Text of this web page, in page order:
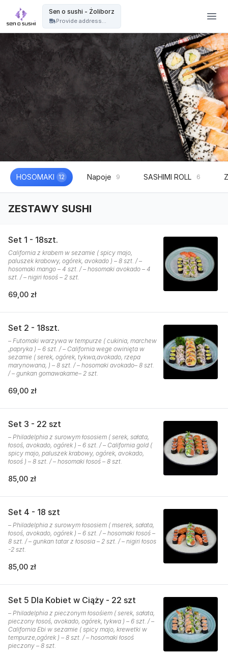
Sen o sushi - Żoliborz
Provide address...
HOSOMAKI 12 Napoje 9 SASHIMI ROLL 6
ZESTAWY SUSHI
Set 1 - 18szt.
California z krabem w sezamie ( spicy majo,
paluszek krabowy, ogórek, avokado ) – 8 szt. / –
hosomaki mango – 4 szt. / – hosomaki avokado – 4
szt. / – nigiri łosoś – 2 szt.
69,00 zł
Set 2 - 18szt.
– Futomaki warzywa w tempurze ( cukinia, marchew
,papryka ) – 6 szt. / – California wege owinięta w
sezamie ( serek, ogórek, tykwa,avokado, rzepa
marynowana, ) – 8 szt. / – hosomaki avokado– 8 szt.
/ – gunkan gomawakame– 2 szt.
69,00 zł
Set 3 - 22 szt
– Philadelphia z surowym łososiem ( serek, sałata,
łosoś, avokado, ogórek ) – 6 szt. / – California gold (
spicy majo, paluszek krabowy, ogórek, avokado,
łosoś ) – 8 szt. / – hosomaki łosoś – 8 szt.
85,00 zł
Set 4 - 18 szt
– Philadelphia z surowym łososiem ( mserek, sałata,
łosoś, avokado, ogórek ) – 6 szt. / – hosomaki łosoś –
8 szt. / – gunkan tatar z łososia – 2 szt. / – nigiri łosos
-2 szt.
85,00 zł
Set 5 Dla Kobiet w Ciąży - 22 szt
– Philadelphia z pieczonym łosośiem ( serek, sałata,
pieczony łosoś, avokado, ogórek, tykwa ) – 6 szt. / –
California Ebi w sezamie ( spicy majo, krewetki w
tempurze,ogórek ) – 8 szt. / – hosomaki łosoś
pieczony – 8 szt.